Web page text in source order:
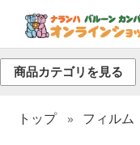
商品カテゴリを見る
トップ フィルム